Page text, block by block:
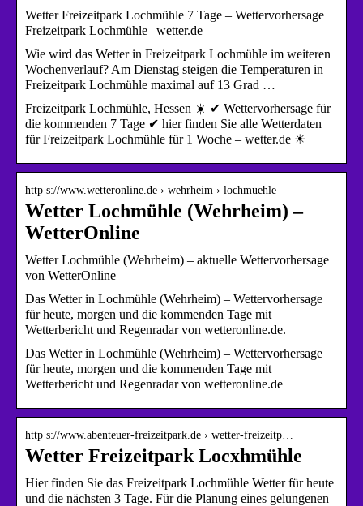
Wetter Freizeitpark Lochmühle 7 Tage – Wettervorhersage
Freizeitpark Lochmühle | wetter.de
Wie wird das Wetter in Freizeitpark Lochmühle im weiteren
Wochenverlauf? Am Dienstag steigen die Temperaturen in
Freizeitpark Lochmühle maximal auf 13 Grad …
Freizeitpark Lochmühle, Hessen ☀️ ✔ Wettervorhersage für
die kommenden 7 Tage ✔ hier finden Sie alle Wetterdaten
für Freizeitpark Lochmühle für 1 Woche – wetter.de ☀
http s://www.wetteronline.de › wehrheim › lochmuehle
Wetter Lochmühle (Wehrheim) –
WetterOnline
Wetter Lochmühle (Wehrheim) – aktuelle Wettervorhersage
von WetterOnline
Das Wetter in Lochmühle (Wehrheim) – Wettervorhersage
für heute, morgen und die kommenden Tage mit
Wetterbericht und Regenradar von wetteronline.de.
Das Wetter in Lochmühle (Wehrheim) – Wettervorhersage
für heute, morgen und die kommenden Tage mit
Wetterbericht und Regenradar von wetteronline.de
http s://www.abenteuer-freizeitpark.de › wetter-freizeitp…
Wetter Freizeitpark Locxhmühle
Hier finden Sie das Freizeitpark Lochmühle Wetter für heute
und die nächsten 3 Tage. Für die Planung eines gelungenen